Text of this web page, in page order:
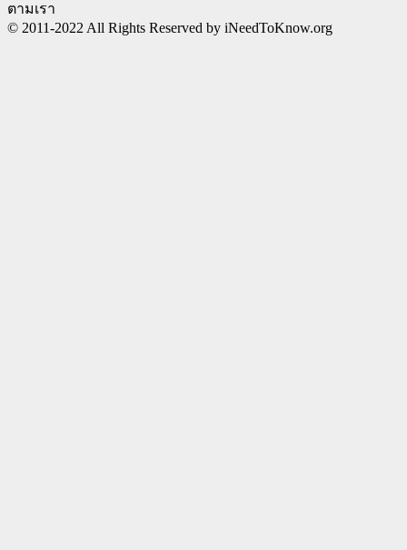
ตามเรา
© 2011-2022 All Rights Reserved by iNeedToKnow.org